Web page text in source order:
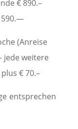
€ 890.–
590.—
(Anreise
jede weitere
€ 70.–
entsprechen